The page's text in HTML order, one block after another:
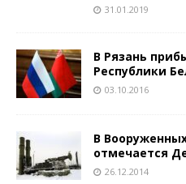
31.01.2019
В Рязань
Республики
03.10.2016
В
отмечается
26.12.2014